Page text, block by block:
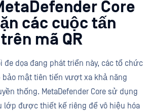
Core
các cuộc tấn
mã QR
dọa đang phát triển này, các tổ chức
bảo mật tiên tiến vượt xa khả năng
thống. MetaDefender Core sử dụng
lớp được thiết kế riêng để vô hiệu hóa